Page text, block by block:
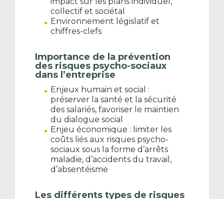
collectif et sociétal
Environnement législatif et
chiffres-clefs
Importance de la prévention
des risques psycho-sociaux
dans l’entreprise
Enjeux humain et social :
préserver la santé et la sécurité
des salariés, favoriser le maintien
du dialogue social
Enjeu économique : limiter les
coûts liés aux risques psycho-
sociaux sous la forme d’arrêts
maladie, d’accidents du travail,
d’absentéisme
Les différents types de risques